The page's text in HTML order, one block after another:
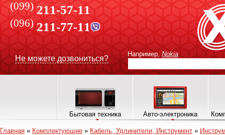
(099) 211-57-11
(096)211-77-11
Не можете дозвониться?
Например, Nokia
Бытовая техника Авто-электроника
Главная » Комплектующие » Кабель, Удлинители, Инструмент »